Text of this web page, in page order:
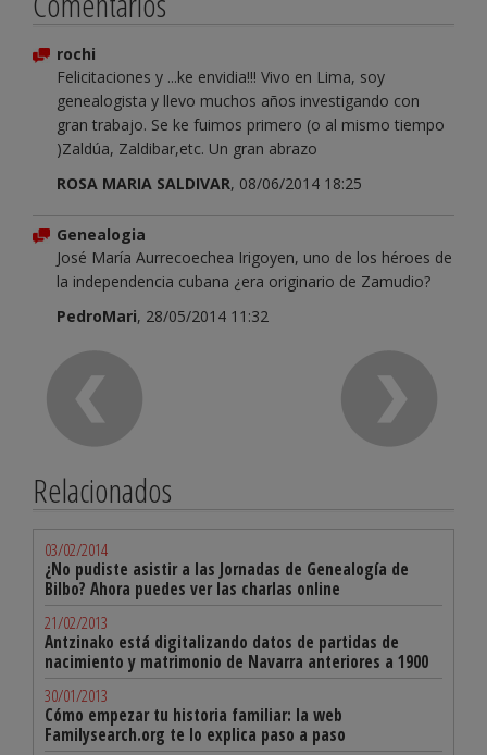
rochi
Felicitaciones y ...ke envidia!!! Vivo en Lima, soy
genealogista y llevo muchos años investigando con
gran trabajo. Se ke fuimos primero (o al mismo tiempo
)Zaldúa, Zaldibar,etc. Un gran abrazo
ROSA MARIA SALDIVAR, 08/06/2014 18:25
Genealogia
José María Aurrecoechea Irigoyen, uno de los héroes de
la independencia cubana ¿era originario de Zamudio?
PedroMari, 28/05/2014 11:32
Relacionados
03/02/2014
¿No pudiste asistir a las Jornadas de Genealogía de
Bilbo? Ahora puedes ver las charlas online
21/02/2013
Antzinako está digitalizando datos de partidas de
nacimiento y matrimonio de Navarra anteriores a 1900
30/01/2013
Cómo empezar tu historia familiar: la web
Familysearch.org te lo explica paso a paso